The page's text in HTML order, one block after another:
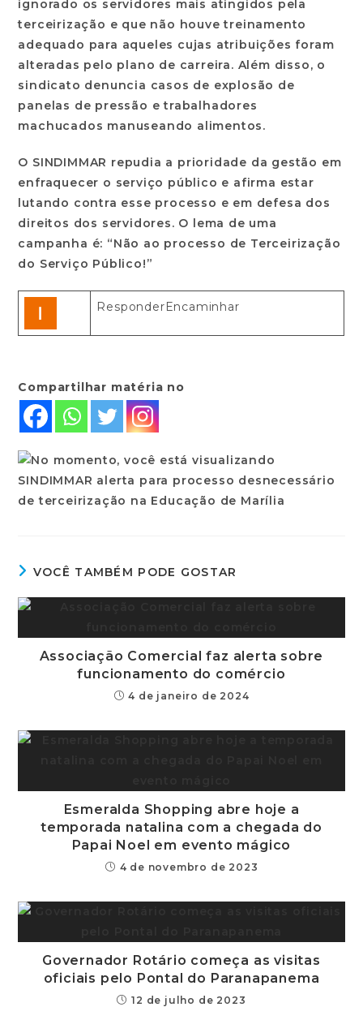
ignorado os servidores mais atingidos pela
terceirização e que não houve treinamento
adequado para aqueles cujas atribuições foram
alteradas pelo plano de carreira. Além disso, o
sindicato denuncia casos de explosão de
panelas de pressão e trabalhadores
machucados manuseando alimentos.
O SINDIMMAR repudia a prioridade da gestão em
enfraquecer o serviço público e afirma estar
lutando contra esse processo e em defesa dos
direitos dos servidores. O lema de uma
campanha é: “Não ao processo de Terceirização
do Serviço Público!”
ResponderEncaminhar
Compartilhar matéria no
VOCÊ TAMBÉM PODE GOSTAR
Associação Comercial faz alerta sobre
funcionamento do comércio
4 de janeiro de 2024
Esmeralda Shopping abre hoje a
temporada natalina com a chegada do
Papai Noel em evento mágico
4 de novembro de 2023
Governador Rotário começa as visitas
oficiais pelo Pontal do Paranapanema
12 de julho de 2023